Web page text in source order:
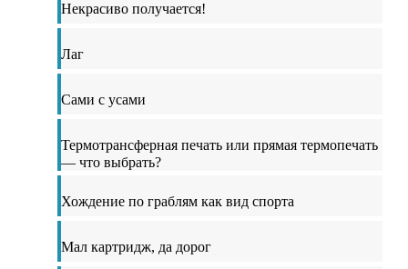
Некрасиво получается!
Лаг
Сами с усами
Термотрансферная печать или прямая термопечать
— что выбрать?
Хождение по граблям как вид спорта
Мал картридж, да дорог